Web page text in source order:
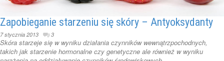
Zapobieganie starzeniu się skóry – Antyoksydanty
7 stycznia 2013 3
Skóra starzeje się w wyniku działania czynników wewnątrzpochodnych,
takich jak starzenie hormonalne czy genetyczne ale również w wyniku